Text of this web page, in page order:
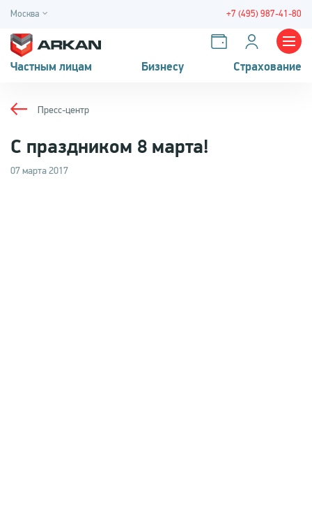
Москва +7 (495) 987-41-80
Частным лицам Бизнесу Страхование
Пресс-центр
С праздником 8 марта!
07 марта 2017